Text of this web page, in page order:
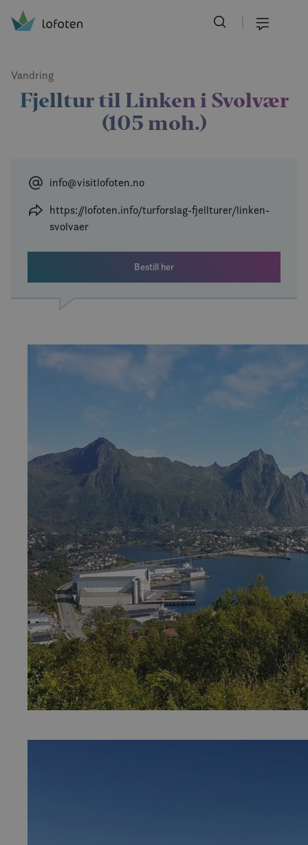
Vandring
Fjelltur til Linken i Svolvær
(105 moh.)
info@visitlofoten.no
https://lofoten.info/turforslag-fjellturer/linken-
svolvaer
Bestill her